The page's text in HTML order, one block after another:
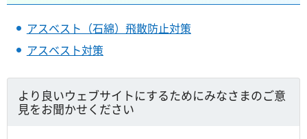
アスベスト（石綿）飛散防止対策
アスベスト対策
より良いウェブサイトにするためにみなさまのご意
見をお聞かせください